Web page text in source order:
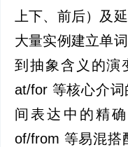
上下、前后）及
大量实例建立单
到抽象含义的演
at/for 等核心介
间表达中的精
of/from 等易混搭